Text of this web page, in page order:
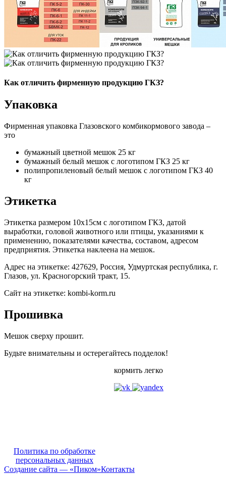
Как отличить фирменную продукцию ГКЗ?
Упаковка
Фирменная упаковка Глазовского комбикормового завода –
это
бумажный цветной мешок 25 кг
бумажный белый мешок с логотипом ГКЗ 25 кг
полипропиленовый белый мешок с логотипом ГКЗ 40
кг
Этикетка
Этикетка размером 10х15см с логотипом ГКЗ, датой
выработки, головой животного или птицы, указаниями к
применению, показателями качества, составом, адресом
предприятия. Этикетка наклеена на мешок.
Адрес на этикетке: 427629, Россия, Удмуртская республика, г.
Глазов, ул. Красногорский тракт, 15.
Сайт на этикетке: kombi-korm.ru
Прошивка
Мешок сверху прошит.
Будьте внимательны и остерегайтесь подделок!
кормить легко
Политика по обработке
персональных данных
Создание сайта — «Пиком»Контакты